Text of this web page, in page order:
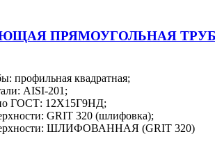
ПРЯМОУГОЛЬНАЯ
профильная квадратная;
AISI-201;
ГОСТ: 12Х15Г9НД;
GRIT 320 (шлифовка);
ШЛИФОВАННАЯ (GRIT 320)